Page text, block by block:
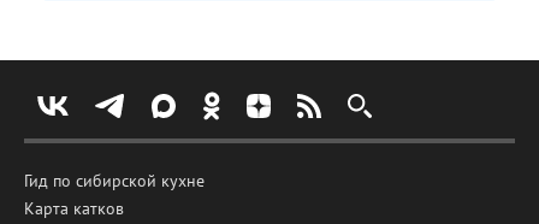
Гид по сибирской кухне
Карта катков